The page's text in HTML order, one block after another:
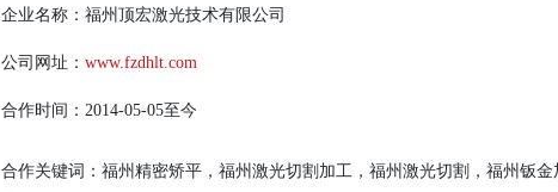
企业名称：福州顶宏激光技术有限公司
公司网址： www.fzdhlt.com
合作时间：2014-05-05至今
合作关键词：福州精密矫平，福州激光切割加工，福州激光切割，福州钣